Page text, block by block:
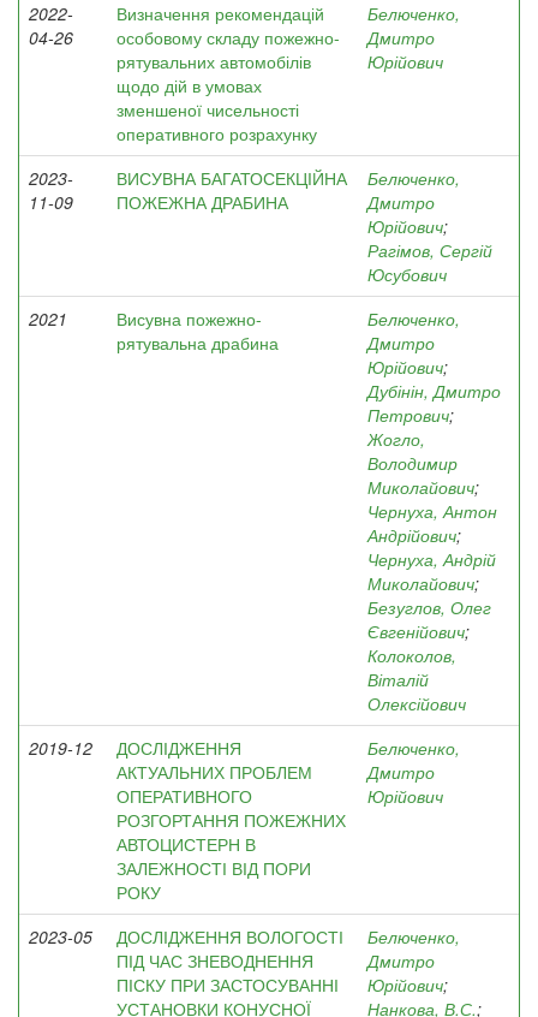
2022-
04-26
Визначення рекомендацій
особовому складу пожежно-
рятувальних автомобілів
щодо дій в умовах
зменшеної чисельності
оперативного розрахунку
Белюченко,
Дмитро
Юрійович
2023-
11-09
ВИСУВНА БАГАТОСЕКЦІЙНА
ПОЖЕЖНА ДРАБИНА
Белюченко,
Дмитро
Юрійович;
Рагімов, Сергій
Юсубович
2021
Висувна пожежно-
рятувальна драбина
Белюченко,
Дмитро
Юрійович;
Дубінін, Дмитро
Петрович;
Жогло,
Володимир
Миколайович;
Чернуха, Антон
Андрійович;
Чернуха, Андрій
Миколайович;
Безуглов, Олег
Євгенійович;
Колоколов,
Віталій
Олексійович
2019-12
ДОСЛІДЖЕННЯ
АКТУАЛЬНИХ ПРОБЛЕМ
ОПЕРАТИВНОГО
РОЗГОРТАННЯ ПОЖЕЖНИХ
АВТОЦИСТЕРН В
ЗАЛЕЖНОСТІ ВІД ПОРИ
РОКУ
Белюченко,
Дмитро
Юрійович
2023-05
ДОСЛІДЖЕННЯ ВОЛОГОСТІ
ПІД ЧАС ЗНЕВОДНЕННЯ
ПІСКУ ПРИ ЗАСТОСУВАННІ
УСТАНОВКИ КОНУСНОЇ
Белюченко,
Дмитро
Юрійович;
Нанкова, В.С.;